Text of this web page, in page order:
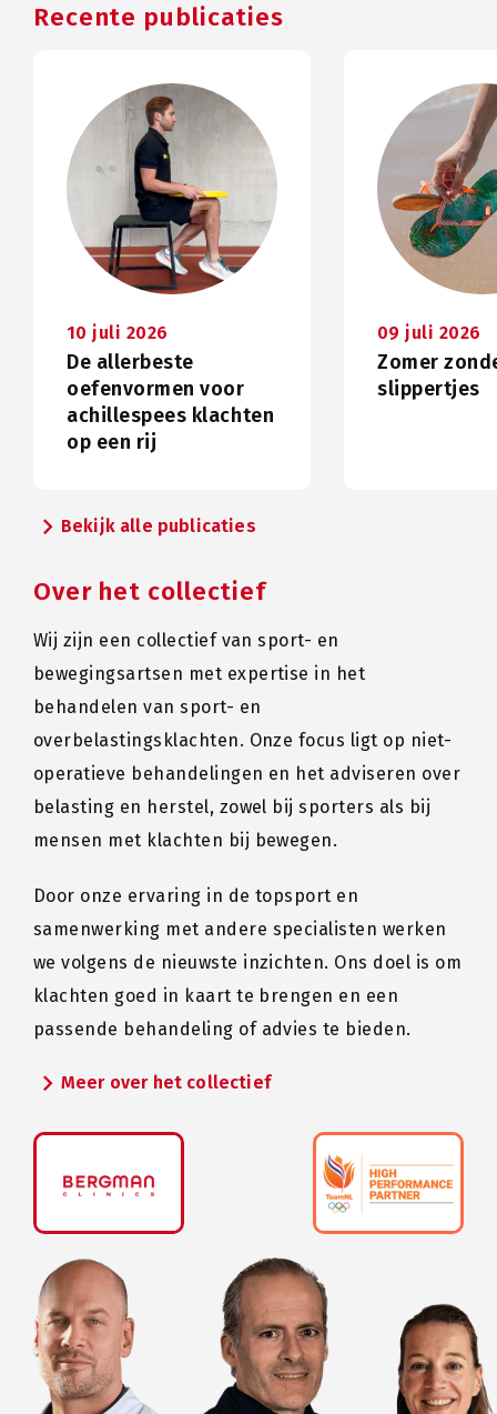
Recente publicaties
10 juli 2026
De allerbeste
oefenvormen voor
achillespees klachten
op een rij
09 juli 2026
Zomer
slippertjes
chevron_rightBekijk alle publicaties
Over het collectief
Wij zijn een collectief van sport- en
bewegingsartsen met expertise in het
behandelen van sport- en
overbelastingsklachten. Onze focus ligt op niet-
operatieve behandelingen en het adviseren over
belasting en herstel, zowel bij sporters als bij
mensen met klachten bij bewegen.
Door onze ervaring in de topsport en
samenwerking met andere specialisten werken
we volgens de nieuwste inzichten. Ons doel is om
klachten goed in kaart te brengen en een
passende behandeling of advies te bieden.
chevron_rightMeer over het collectief